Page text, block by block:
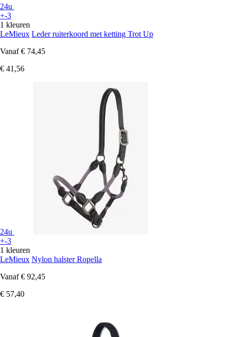
24u
+-3
1 kleuren
LeMieux Leder ruiterkoord met ketting Trot Up
Vanaf € 74,45
€ 41,56
24u
+-3
1 kleuren
LeMieux Nylon halster Ropella
Vanaf € 92,45
€ 57,40